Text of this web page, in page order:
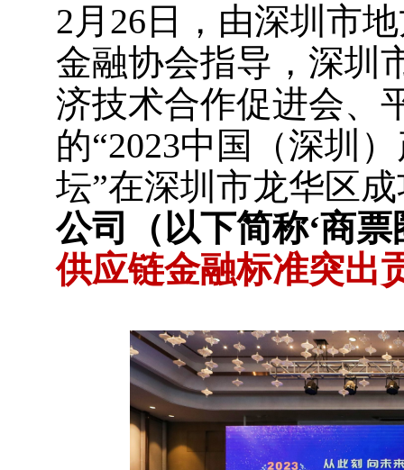
2月26日，由深圳市
金融协会指导，深圳
济技术合作促进会、
的“2023中国（深圳
坛”在深圳市龙华区
公司（以下简称‘商
供应链金融标准突出